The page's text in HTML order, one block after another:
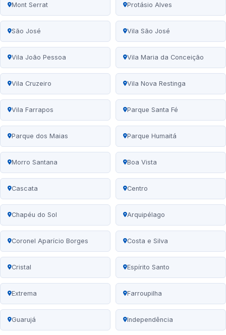
Mont Serrat Protásio Alves
São José Vila São José
Vila João Pessoa Vila Maria da Conceição
Vila Cruzeiro Vila Nova Restinga
Vila Farrapos Parque Santa Fé
Parque dos Maias Parque Humaitá
Morro Santana Boa Vista
Cascata Centro
Chapéu do Sol Arquipélago
Coronel Aparício Borges Costa e Silva
Cristal Espírito Santo
Extrema Farroupilha
Guarujá Independência